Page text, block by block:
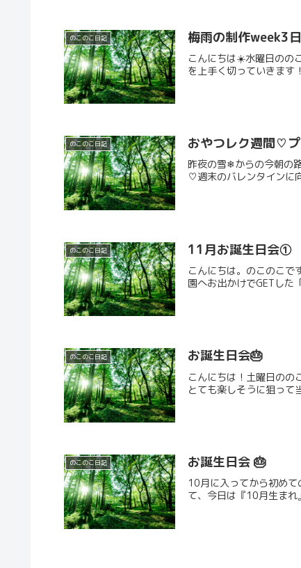
のこのこ日記 梅雨の制作week3
こんにちは☀️水曜日のの
を上手く切っていきま
のこのこ日記 おやつレク週間♡
昨夜の雪❄からの今朝の
♡週末のバレンタインに
のこのこ日記 11月お誕生日会①
こんにちは。のこのこ
園へお出かけでGETした
のこのこ日記 お誕生日会🎂
こんにちは！土曜日のの
とても楽しそうに狙って
のこのこ日記 お誕生日会 🎂
10月に入ってから初め
て、今日は『10月生ま